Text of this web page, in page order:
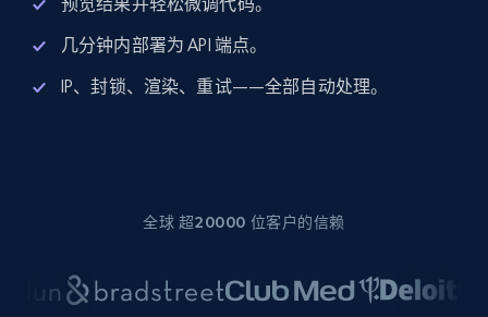
几分钟内部署为 API 端点。
IP、封锁、渲染、重试——全部自动处理。
全球 超20000 位客户的信赖